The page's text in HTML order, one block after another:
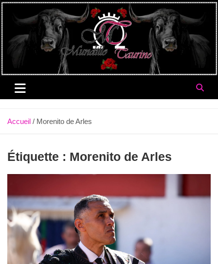
Aller
au
contenu
Accueil Morenito de Arles
Étiquette : Morenito de Arles